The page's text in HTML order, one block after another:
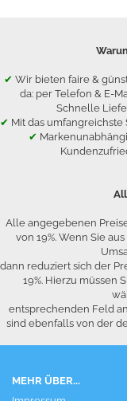
✔ Wir bieten faire &
da: per Telefon & E-
Schnelle
✔ Mit das
✔
Alle angegebenen
von 19%. Wenn Sie
dann reduziert sich der
19%. Hierzu müssen
entsprechenden Feld
sind ebenfalls von der
MEHR ÜBER...